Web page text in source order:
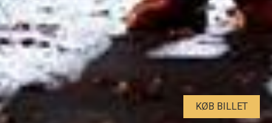
KØB BILLET